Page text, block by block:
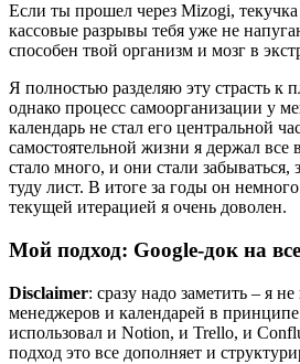
Если ты прошел через Mizogi, текучка
кассовые разрывы тебя уже не
способен твой организм и мозг в
Я полностью разделяю эту страсть к
однако процесс самоорганизации у
календарь не стал его центральной
самостоятельной жизни я держал все
стало много, и они стали забываться,
туду лист. В итоге за годы он
текущей итерацией я очень доволен.
Мой подход: Google-док на
Disclaimer: сразу надо заметить – я
менеджеров и календарей в
использовал и Notion, и Trello, и
подход это все дополняет и